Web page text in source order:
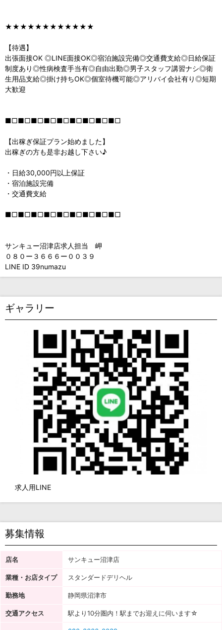
★★★★★★★★★★★★
【待遇】
出張面接OK ◎LINE面接OK◎宿泊施設完備◎交通費支給◎日給保証
制度あり◎性病検査手当有◎自由出勤◎男子スタッフ講習ナシ◎衛
生用品支給◎掛け持ちOK◎個室待機可能◎アリバイ会社有り◎短期
大歓迎
■□■□■□■□■□■□■□■□■□
【出稼ぎ保証プラン始めました】
出稼ぎの方も是非お越し下さい♪
・日給30,000円以上保証
・宿泊施設完備
・交通費支給
■□■□■□■□■□■□■□■□■□
サンキュー沼津店求人担当 岬
０８０ー３６６６ー００３９
LINE ID 39numazu
ギャラリー
求人用LINE
募集情報
店名 サンキュー沼津店
業種・お店タイプ スタンダードデリヘル
勤務地 静岡県沼津市
交通アクセス 駅より10分圏内！駅までお迎えに伺います☆